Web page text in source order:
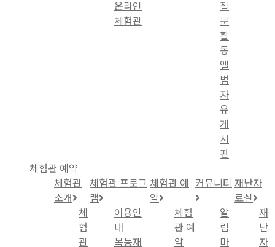
온라인
체험관
질
문
활
동
앨
범
자
유
게
시
판
체험관 예약
체험관
소개
체
험
관
체험관 프로그
램
이용안
내
목동재
체험관 예
약
체험
관 예
약
커뮤니티
알
림
마
재난자
료실
재
난
자